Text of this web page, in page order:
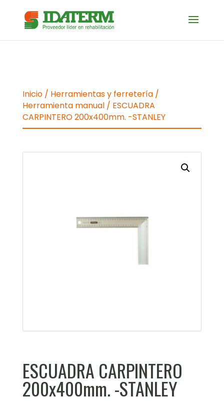
Inicio/ Herramientas y ferretería/
Herramienta manual/ ESCUADRA
CARPINTERO 200x400mm. -STANLEY
ESCUADRA CARPINTERO
200x400mm. -STANLEY